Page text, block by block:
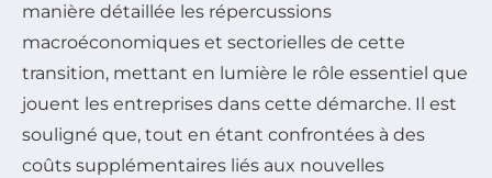
manière détaillée les répercussions
macroéconomiques et sectorielles de cette
transition, mettant en lumière le rôle essentiel que
jouent les entreprises dans cette démarche. Il est
souligné que, tout en étant confrontées à des
coûts supplémentaires liés aux nouvelles